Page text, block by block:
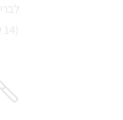
(14 עמודים)